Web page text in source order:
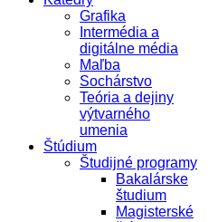
Grafika
Intermédia a
digitálne média
Maľba
Sochárstvo
Teória a dejiny
výtvarného
umenia
Štúdium
Študijné programy
Bakalárske
študium
Magisterské